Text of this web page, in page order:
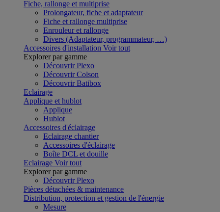
Fiche, rallonge et multiprise
Prolongateur, fiche et adaptateur
Fiche et rallonge multiprise
Enrouleur et rallonge
Divers (Adaptateur, programmateur, …)
Accessoires d'installation Voir tout
Explorer par gamme
Découvrir Plexo
Découvrir Colson
Découvrir Batibox
Eclairage
Applique et hublot
Applique
Hublot
Accessoires d'éclairage
Eclairage chantier
Accessoires d'éclairage
Boîte DCL et douille
Eclairage Voir tout
Explorer par gamme
Découvrir Plexo
Pièces détachées & maintenance
Distribution, protection et gestion de l'énergie
Mesure